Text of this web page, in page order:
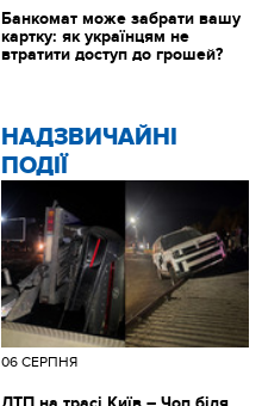
НАДЗВИЧАЙНІ
ПОДІЇ
06 СЕРПНЯ
Банкомат може забрати вашу
картку: як українцям не
втратити доступ до грошей?